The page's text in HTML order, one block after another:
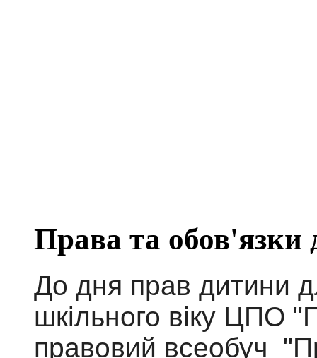
Права та обов'язки
До дня прав дитини
шкільного віку ЦПО
правовий всеобуч